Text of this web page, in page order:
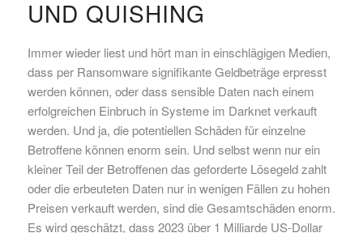
UND QUISHING
Immer wieder liest und hört man in einschlägigen Medien,
dass per Ransomware signifikante Geldbeträge erpresst
werden können, oder dass sensible Daten nach einem
erfolgreichen Einbruch in Systeme im Darknet verkauft
werden. Und ja, die potentiellen Schäden für einzelne
Betroffene können enorm sein. Und selbst wenn nur ein
kleiner Teil der Betroffenen das geforderte Lösegeld zahlt
oder die erbeuteten Daten nur in wenigen Fällen zu hohen
Preisen verkauft werden, sind die Gesamtschäden enorm.
Es wird geschätzt, dass 2023 über 1 Milliarde US-Dollar